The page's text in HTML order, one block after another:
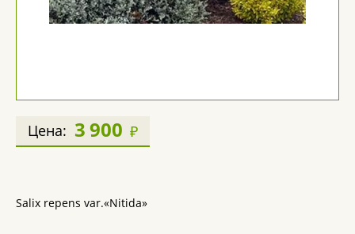
Цена: 3 900 ₽
Salix repens var.«Nitida»